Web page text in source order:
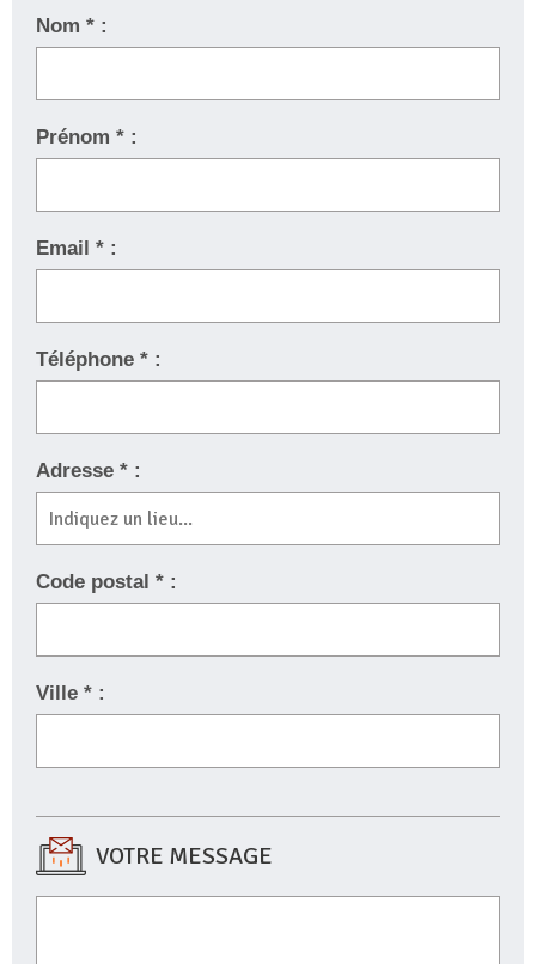
Nom * :
Prénom * :
Email * :
Téléphone * :
Adresse * :
Code postal * :
Ville * :
VOTRE MESSAGE